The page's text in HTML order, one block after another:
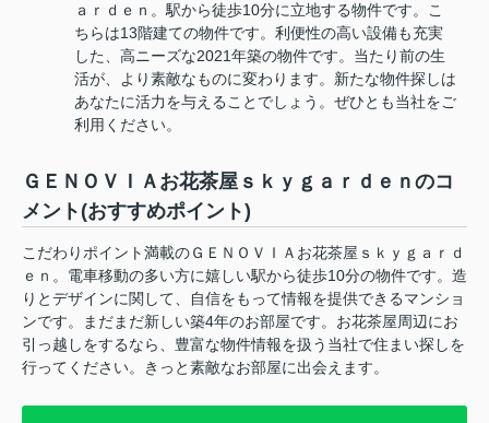
ａｒｄｅｎ。駅から徒歩10分に立地する物件です。こ
ちらは13階建ての物件です。利便性の高い設備も充実
した、高ニーズな2021年築の物件です。当たり前の生
活が、より素敵なものに変わります。新たな物件探しは
あなたに活力を与えることでしょう。ぜひとも当社をご
利用ください。
ＧＥＮＯＶＩＡお花茶屋ｓｋｙｇａｒｄｅｎのコ
メント(おすすめポイント)
こだわりポイント満載のＧＥＮＯＶＩＡお花茶屋ｓｋｙｇａｒｄ
ｅｎ。電車移動の多い方に嬉しい駅から徒歩10分の物件です。造
りとデザインに関して、自信をもって情報を提供できるマンショ
ンです。まだまだ新しい築4年のお部屋です。お花茶屋周辺にお
引っ越しをするなら、豊富な物件情報を扱う当社で住まい探しを
行ってください。きっと素敵なお部屋に出会えます。